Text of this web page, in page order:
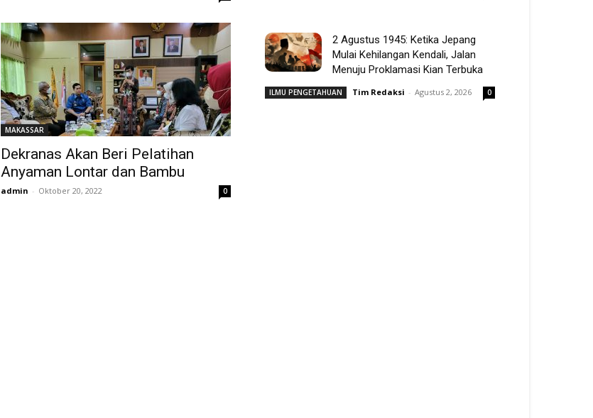
MAKASSAR
Dekranas Akan Beri Pelatihan
Anyaman Lontar dan Bambu
admin - Oktober 20, 2022 0
2 Agustus 1945: Ketika Jepang
Mulai Kehilangan Kendali, Jalan
Menuju Proklamasi Kian Terbuka
ILMU PENGETAHUAN Tim Redaksi - Agustus 2, 2026 0